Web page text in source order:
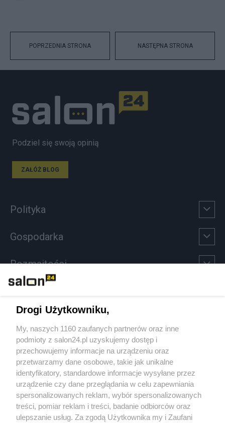
POPRZEDNIA STRONA NASTĘPNA STRONA
Podziel się swoją opinią
ZAŁÓŻ BLOG
Polityka
Gospodarka
Rozmaitości
Sport
Społeczeństwo
Kultura
X Facebook Instagram Youtube
Drogi Użytkowniku,
My, naszych 1160 zaufanych partnerów oraz inne
podmioty z salon24.pl uzyskujemy dostęp i
przechowujemy informacje na urządzeniu oraz
przetwarzamy dane osobowe, takie jak unikalne
identyfikatory, standardowe informacje wysyłane przez
urządzenie czy dane przeglądania w celu zapewniania
spersonalizowanych reklam, wybór spersonalizowanych
treści, pomiar reklam i treści, badanie odbiorców oraz
ulepszanie usług. Za zgodą Użytkownika my i Zaufani